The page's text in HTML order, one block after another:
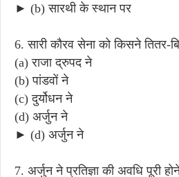
► (b) सारथी के स्थान पर
6. सारी कौरव सेना को किसने तितर-
(a) राजा द्रुपद ने
(b) पांडवों ने
(c) दुर्योधन ने
(d) अर्जुन ने
► (d) अर्जुन ने
7. अर्जुन ने प्रतिज्ञा की अवधि पूरी